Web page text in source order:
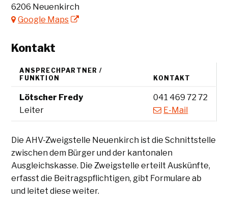
6206 Neuenkirch
Google Maps
Kontakt
ANSPRECHPARTNER /
FUNKTION
KONTAKT
Lötscher FredyFunktion
Leiter
Zentrale
041 469 72 72
E-Mail
Beschreibung AHV-Zweigstelle
Die AHV-Zweigstelle Neuenkirch ist die Schnittstelle
zwischen dem Bürger und der kantonalen
Ausgleichskasse. Die Zweigstelle erteilt Auskünfte,
erfasst die Beitragspflichtigen, gibt Formulare ab
und leitet diese weiter.